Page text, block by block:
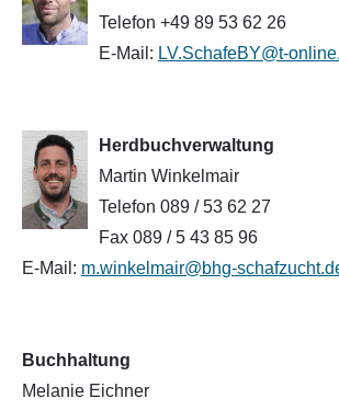
Telefon +49 89 53 62 26
E-Mail: LV.SchafeBY@t-
Herdbuchverwaltung
Martin Winkelmair
Telefon 089 / 53 62 27
Fax 089 / 5 43 85 96
E-Mail: m.winkelmair@bhg-
Buchhaltung
Melanie Eichner
Waldschaf
Weiße hornlose Heidschnucke
Zackelschaf
Herdwick